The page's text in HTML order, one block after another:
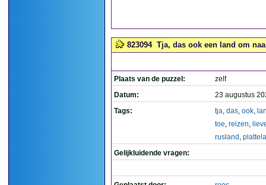
823094 Tja, das ook een land om
Plaats van de puzzel:
zelf
Datum:
23 augustus
Tags:
tja, das, ook,
toe, reizen,
rusland ,
Gelijkluidende vragen: